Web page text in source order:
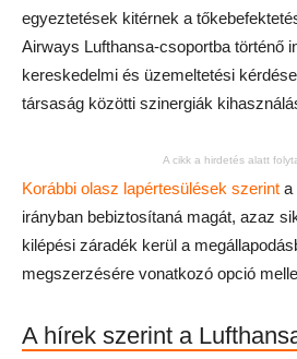
egyeztetések kitérnek a
Airways Lufthansa-csoportba történő
kereskedelmi és üzemeltetési
társaság közötti szinergiák
A cikk a hirdetés alatt
Korábbi olasz lapértesülések szerint a
irányban bebiztosítaná magát, azaz
kilépési záradék kerül a
megszerzésére vonatkozó opció
A hírek szerint a